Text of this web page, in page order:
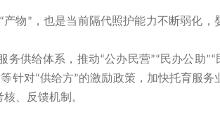
“产物” ，也是当前隔代照护能力不断弱化，
务供给体系，推动“公办民营”“民办公助”“
针对“供给方”的激励政策，加快托育服务
、反馈机制。